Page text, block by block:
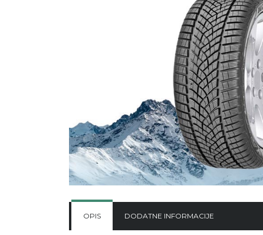
OPIS DODATNE INFORMACIJE